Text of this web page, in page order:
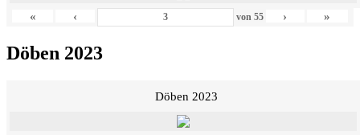
« ‹ von 55 › »
Döben 2023
Döben 2023